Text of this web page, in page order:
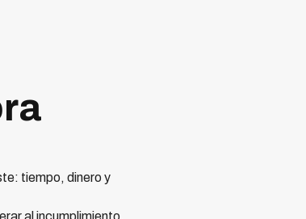
tiempo, dinero y
al incumplimiento,